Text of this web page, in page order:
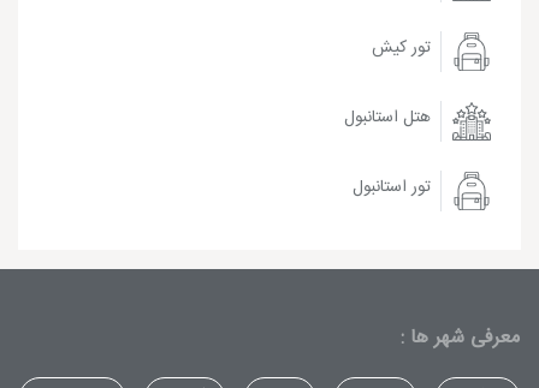
تور کیش
هتل استانبول
تور استانبول
معرفی شهر ها :